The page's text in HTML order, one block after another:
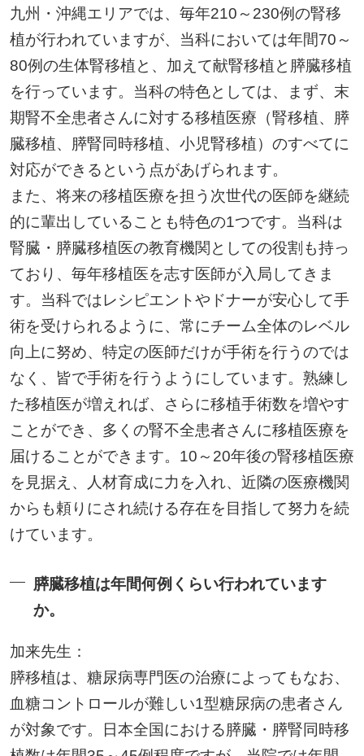
九州・沖縄エリアでは、毎年210～230例の腎移
植が行われていますが、当科においては年間70～
80例の生体腎移植と、加えて献腎移植と膵臓移植
を行っています。当科の特色としては、まず、末
期腎不全患者さんに対する移植医療（腎移植、膵
臓移植、膵腎同時移植、小児腎移植）のすべてに
対応ができるという点があげられます。
また、将来の移植医療を担う次世代の医師を継続
的に輩出していることも特色の1つです。当科は
腎臓・膵臓移植医の教育機関としての役割も持っ
ており、毎年移植医を志す医師が入局してきま
す。当科ではレシピエントやドナーが安心して手
術を受けられるように、常にチーム全体のレベル
向上に努め、特定の医師だけが手術を行うのでは
なく、皆で手術を行うようにしています。熟練し
た移植医が増えれば、さらに移植手術数を増やす
ことができ、多くの腎不全患者さんに移植医療を
届けることができます。10～20年後の腎移植医療
を見据え、人材育成に力を入れ、近隣の医療機関
からも頼りにされ続ける存在を目指して努力を続
けています。
膵臓移植は年間何例くらい行われています
か。
加来先生：
膵移植は、糖尿病専門医の治療によってもなお、
血糖コントロールが難しい1型糖尿病の患者さん
が対象です。日本全国における膵臓・膵腎同時移